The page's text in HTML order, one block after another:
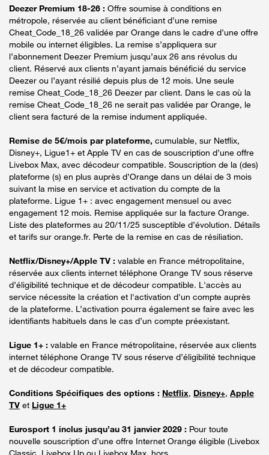
Deezer Premium 18-26 : Offre soumise à conditions en
métropole, réservée au client bénéficiant d’une remise
Cheat_Code_18_26 validée par Orange dans le cadre d’une offre
mobile ou internet éligibles. La remise s’appliquera sur
l’abonnement Deezer Premium jusqu’aux 26 ans révolus du
client. Réservé aux clients n’ayant jamais bénéficié du service
Deezer ou l’ayant résilié depuis plus de 12 mois. Une seule
remise Cheat_Code_18_26 Deezer par client. Dans le cas où la
remise Cheat_Code_18_26 ne serait pas validée par Orange, le
client sera facturé de la remise indument appliquée.
Remise de 5€/mois par plateforme, cumulable, sur Netflix,
Disney+, Ligue1+ et Apple TV en cas de souscription d’une offre
Livebox Max, avec décodeur compatible. Souscription de la (des)
plateforme (s) en plus auprès d’Orange dans un délai de 3 mois
suivant la mise en service et activation du compte de la
plateforme. Ligue 1+ : avec engagement mensuel ou avec
engagement 12 mois. Remise appliquée sur la facture Orange.
Liste des plateformes au 20/11/25 susceptible d’évolution. Détails
et tarifs sur orange.fr. Perte de la remise en cas de résiliation.
Netflix/Disney+/Apple TV : valable en France métropolitaine,
réservée aux clients internet téléphone Orange TV sous réserve
d’éligibilité technique et de décodeur compatible. L'accès au
service nécessite la création et l'activation d'un compte auprès
de la plateforme. L’activation pourra également se faire avec les
identifiants habituels dans le cas d’un compte préexistant.
Ligue 1+ : valable en France métropolitaine, réservée aux clients
internet téléphone Orange TV sous réserve d’éligibilité technique
et de décodeur compatible.
Conditions Spécifiques des options : Netflix, Disney+, Apple
TV et Ligue 1+
Eurosport 1 inclus jusqu’au 31 janvier 2029 : Pour toute
nouvelle souscription d’une offre Internet Orange éligible (Livebox
Classic, Livebox Up ou Livebox Max, hors